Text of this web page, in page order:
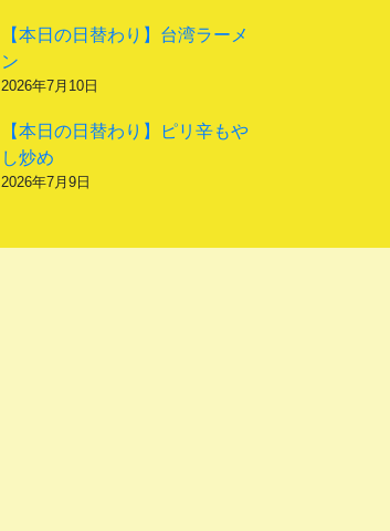
【本日の日替わり】台湾ラーメ
ン
2026年7月10日
【本日の日替わり】ピリ辛もや
し炒め
2026年7月9日